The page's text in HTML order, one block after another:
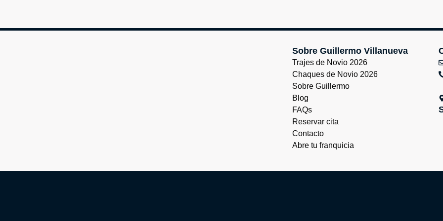
Sobre Guillermo Villanueva
Trajes de Novio 2026
Chaques de Novio 2026
Sobre Guillermo
Blog
FAQs
Reservar cita
Contacto
Abre tu franquicia